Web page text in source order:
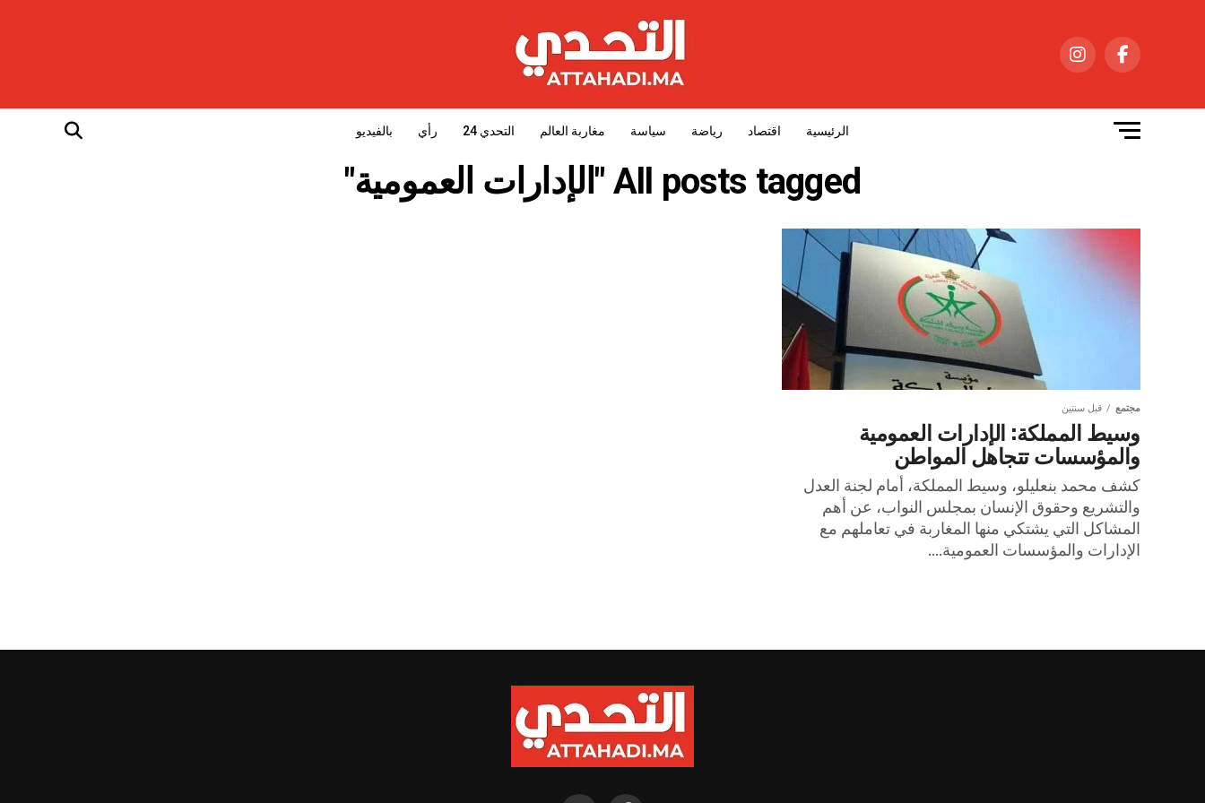
الرئيسية اقتصاد رياضة سياسة مغاربة العالم التحدي 24 رأي بالفيديو
All posts tagged "الإدارات العمومية"
مجتمع قبل سنتين
وسيط المملكة: الإدارات العمومية
والمؤسسات تتجاهل المواطن
كشف محمد بنعليلو، وسيط المملكة، أمام لجنة العدل
والتشريع وحقوق الإنسان بمجلس النواب، عن أهم
المشاكل التي يشتكي منها المغاربة في تعاملهم مع
الإدارات والمؤسسات العمومية....